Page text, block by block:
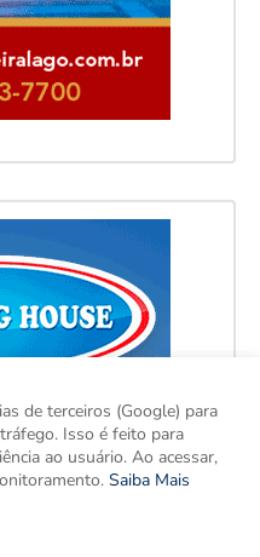
de terceiros (Google) para
Isso é feito para
ao usuário. Ao acessar,
Saiba Mais